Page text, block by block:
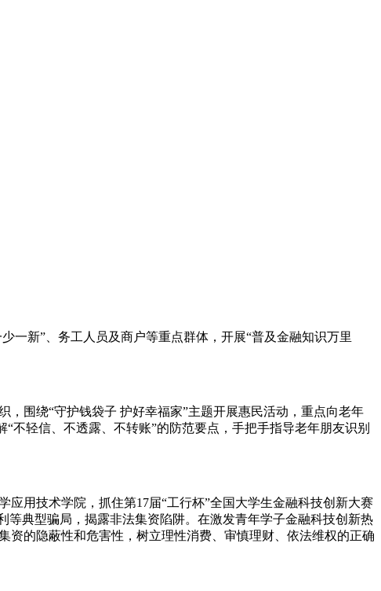
一新”、务工人员及商户等重点群体，开展“普及金融知识万里
围绕“守护钱袋子 护好幸福家”主题开展惠民活动，重点向老年
不轻信、不透露、不转账”的防范要点，手把手指导老年朋友识别
用技术学院，抓住第17届“工行杯”全国大学生金融科技创新大赛
典型骗局，揭露非法集资陷阱。在激发青年学子金融科技创新热
的隐蔽性和危害性，树立理性消费、审慎理财、依法维权的正确